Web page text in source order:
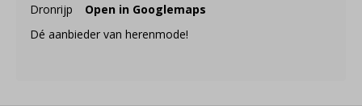
Dronrijp
Open in Googlemaps
Dé aanbieder van herenmode!